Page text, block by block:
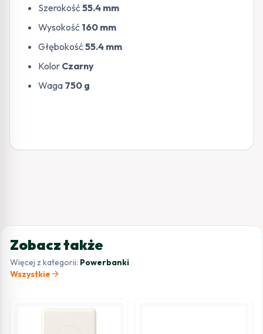
Szerokość55.4 mm
Wysokość 160 mm
Głębokość55.4 mm
Kolor Czarny
Waga 750 g
Zobacz także
Więcej z kategorii: Powerbanki
Wszystkie arrow_forward